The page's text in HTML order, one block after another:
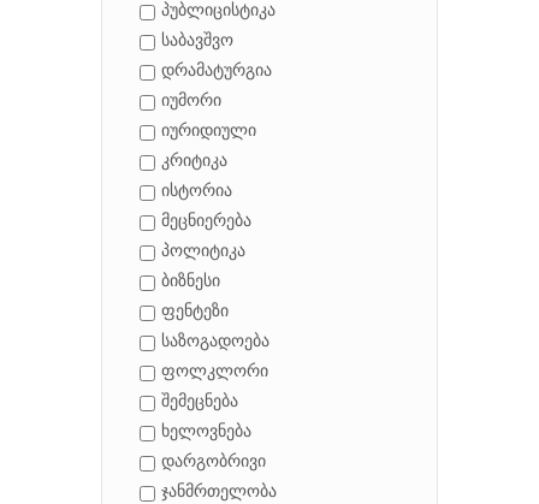
პუბლიცისტიკა
საბავშვო
დრამატურგია
იუმორი
იურიდიული
კრიტიკა
ისტორია
მეცნიერება
პოლიტიკა
ბიზნესი
ფენტეზი
საზოგადოება
ფოლკლორი
შემეცნება
ხელოვნება
დარგობრივი
ჯანმრთელობა